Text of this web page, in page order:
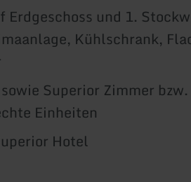
und 1.
Kühlschrank,
Superior Zimmer
Einheiten
Hotel